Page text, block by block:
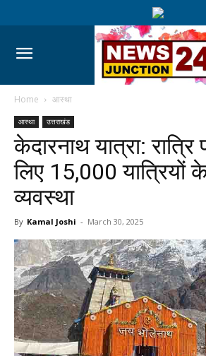
Home आस्था
आस्था उत्तराखंड
केदारनाथ यात्रा:
लिए 15,000 यात्रियों
व्यवस्था
By Kamal Joshi - March 30, 2025